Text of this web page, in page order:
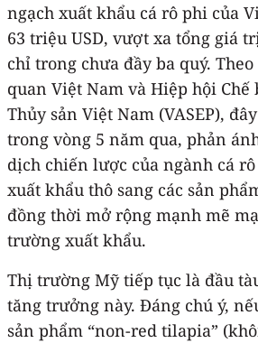
ngạch xuất khẩu cá rô phi của
63 triệu USD, vượt xa tổng giá
chỉ trong chưa đầy ba quý.
quan Việt Nam và Hiệp hội Chế
Thủy sản Việt Nam (VASEP),
trong vòng 5 năm qua, phản
dịch chiến lược của ngành cá
xuất khẩu thô sang các sản
đồng thời mở rộng mạnh mẽ
trường xuất khẩu.
Thị trường Mỹ tiếp tục là đầu
tăng trưởng này. Đáng chú ý,
sản phẩm “non-red tilapia”